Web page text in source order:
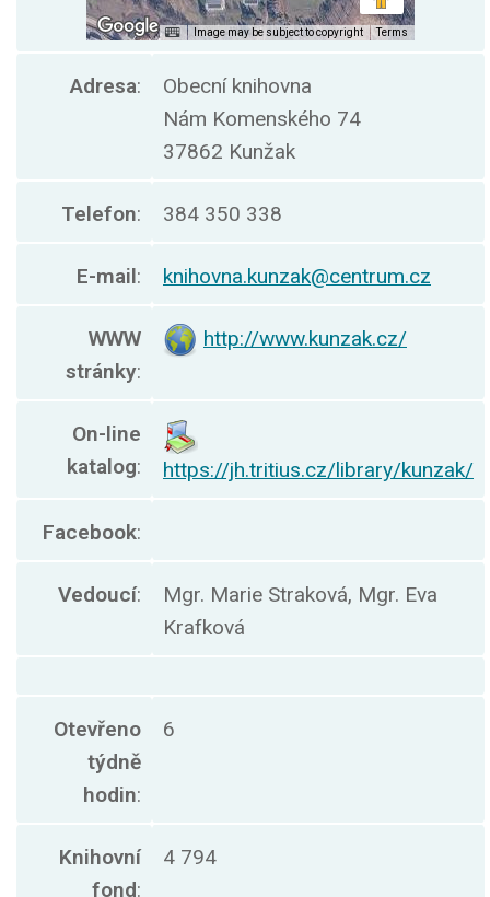
Adresa:
Obecní knihovna
Nám Komenského 74
37862 Kunžak
Telefon: 384 350 338
E-mail: knihovna.kunzak@centrum.cz
WWW
stránky:
http://www.kunzak.cz/
On-line
katalog: https://jh.tritius.cz/library/kunzak/
Facebook:
Vedoucí:
Mgr. Marie Straková, Mgr. Eva
Krafková
Otevřeno
týdně
hodin:
6
Knihovní
fond:
4 794